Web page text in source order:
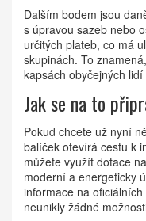
Dalším bodem jsou
s úpravou sazeb nebo
určitých plateb, co má
skupinách. To
kapsách obyčejných
Jak se na to
Pokud chcete už nyní
balíček otevírá cestu k
můžete využít dotace
moderní a energeticky
informace na
neunikly žádné